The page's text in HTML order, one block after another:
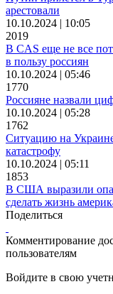
арестовали
10.10.2024 | 10:05
2019
В CAS еще не все
в пользу россиян
10.10.2024 | 05:46
1770
Россияне назвали
10.10.2024 | 05:28
1762
Ситуацию на
катастрофу
10.10.2024 | 05:11
1853
В США выразили
сделать жизнь
Поделиться
Комментирование
пользователям
Войдите в свою